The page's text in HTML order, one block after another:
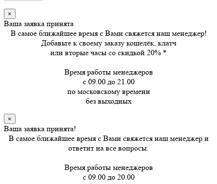
×
Ваша заявка принята
В самое ближайшее время с Вами свяжется наш менеджер!
Добавьте к своему заказу кошелёк, клатч
или вторые часы со скидкой 20% *
Время работы менеджеров
с 09.00 до 21.00
по московскому времени
без выходных
×
Ваша заявка принята!
В самое ближайшее время с Вами свяжется наш менеджер и
ответит на все вопросы.
Время работы менеджеров
с 09.00 до 20.00